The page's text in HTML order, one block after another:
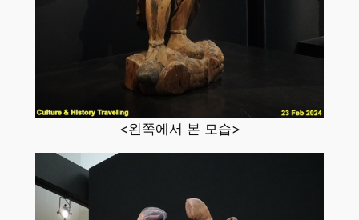
<왼쪽에서 본 모습>